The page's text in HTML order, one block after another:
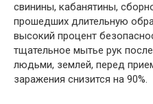
свинины, кабанятины,
прошедших длительную
высокий процент
тщательное мытье рук
людьми, землей, перед
заражения снизится на 90%.